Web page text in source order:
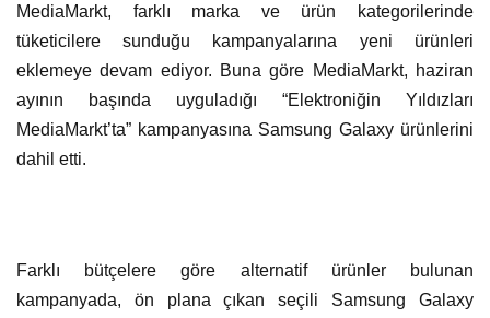
MediaMarkt, farklı marka ve ürün kategorilerinde
tüketicilere sunduğu kampanyalarına yeni ürünleri
eklemeye devam ediyor. Buna göre MediaMarkt, haziran
ayının başında uyguladığı “Elektroniğin Yıldızları
MediaMarkt’ta” kampanyasına Samsung Galaxy ürünlerini
dahil etti.
Farklı bütçelere göre alternatif ürünler bulunan
kampanyada, ön plana çıkan seçili Samsung Galaxy